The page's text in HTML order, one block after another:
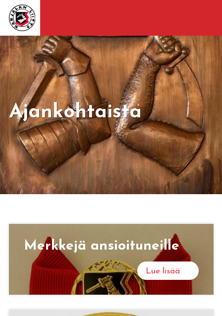
Ajankohtaista
Merk­ke­jä an­sioi­tu­neil­le
Lue lisää